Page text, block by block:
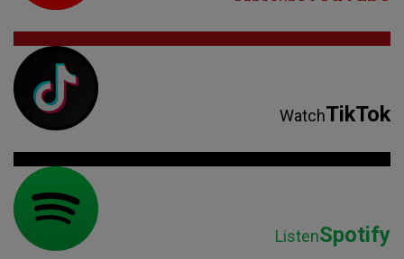
WatchTikTok
ListenSpotify